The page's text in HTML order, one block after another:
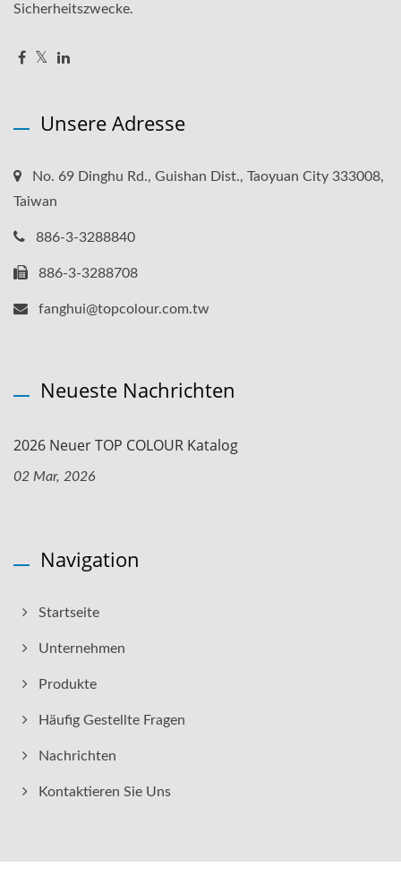
Sicherheitszwecke.
Unsere Adresse
No. 69 Dinghu Rd., Guishan Dist., Taoyuan City 333008,
Taiwan
886-3-3288840
886-3-3288708
fanghui@topcolour.com.tw
Neueste Nachrichten
2026 Neuer TOP COLOUR Katalog
02 Mar, 2026
Navigation
Startseite
Unternehmen
Produkte
Häufig Gestellte Fragen
Nachrichten
Kontaktieren Sie Uns